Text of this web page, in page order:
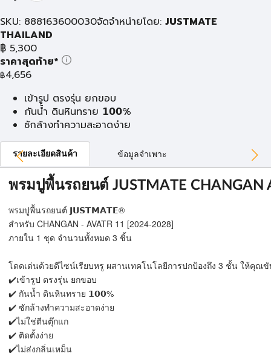
SKU: 888163600030จัดจำหน่ายโดย: JUSTMATE
THAILAND
฿ 5,300
ราคาสุดท้าย*
฿4,656
เข้ารูป ตรงรุ่น ยกขอบ
กันน้ำ ดินหินทราย 𝟭𝟬𝟬%
ซักล้างทำความสะอาดง่าย
รายละเอียดสินค้า ข้อมูลจำเพาะ
พรมปูพื้นรถยนต์ JUSTMATE CHANGAN
พรมปูพื้นรถยนต์ 𝗝𝗨𝗦𝗧𝗠𝗔𝗧𝗘®
สำหรับ CHANGAN - AVATR 11 [2024-2028]
ภายใน 1 ชุด จำนวนทั้งหมด 3 ชิ้น
โดดเด่นด้วยดีไซน์เรียบหรู ผสานเทคโนโลยีการปกป้องถึง 3 ชั้น ให้คุณ
✔️เข้ารูป ตรงรุ่น ยกขอบ
✔️ กันน้ำ ดินหินทราย 𝟭𝟬𝟬%
✔️ ซักล้างทำความสะอาดง่าย
✔️ไม่ใช่ตีนตุ๊กแก
✔️ ติดตั้งง่าย
✔️ไม่ส่งกลิ่นเหม็น